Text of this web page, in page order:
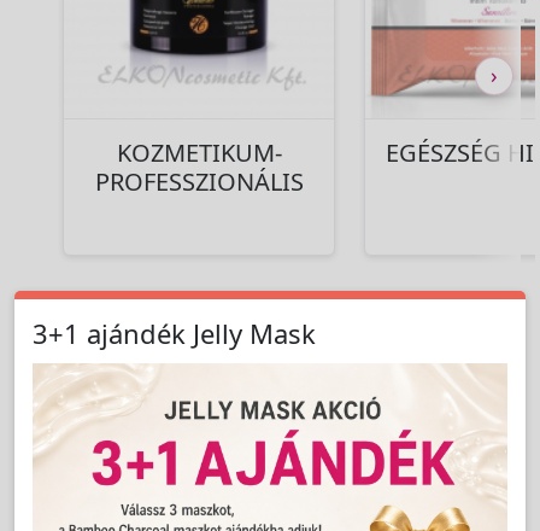
KOZMETIKUM-
PROFESSZIONÁLIS
EGÉSZSÉG
›
Termékek a kategóriában:
Találatok száma:
1 termék
Rendezés:
3+1 ajándék Jelly Mask